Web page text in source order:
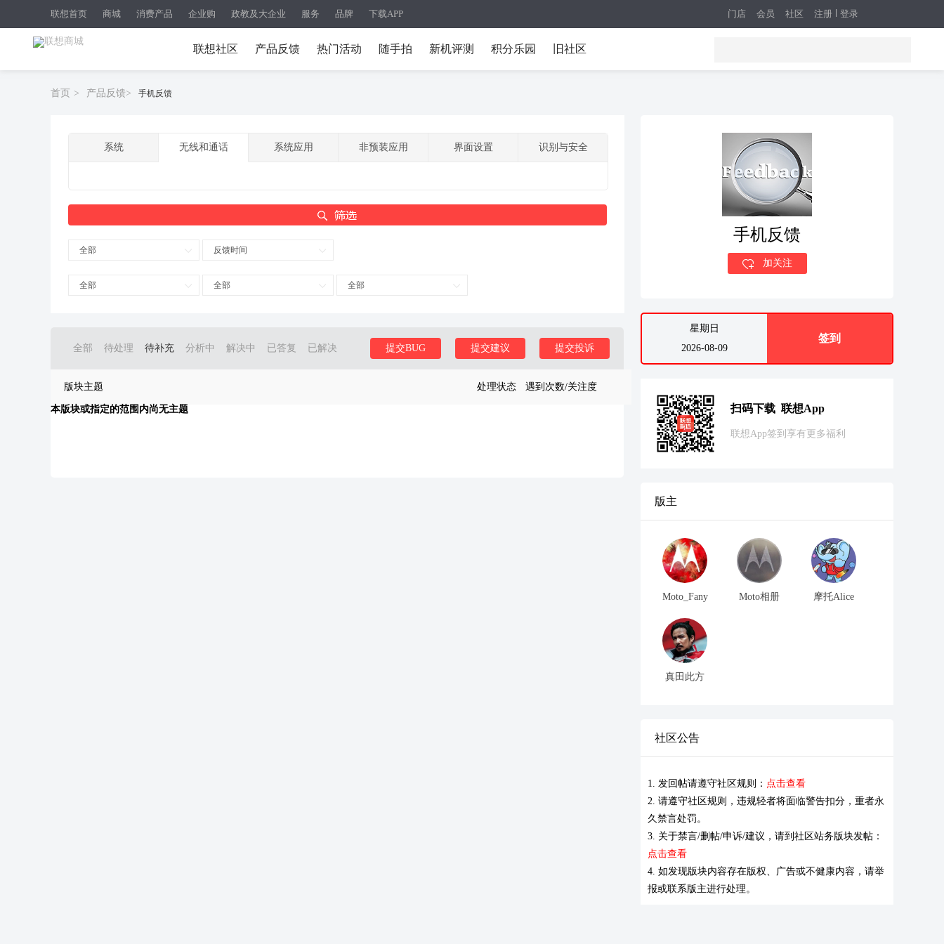
联想首页 商城 消费产品 企业购 政教及大企业 服务 品牌 下载APP 注册 登录
门店 会员 社区
联想社区 产品反馈 热门活动 随手拍 新机评测 积分乐园 旧社区
首页 > 产品反馈> 手机反馈
系统 无线和通话 系统应用 非预装应用 界面设置 识别与安全
全部 反馈时间
全部 全部 全部
全部 待处理 待补充 分析中 解决中 已答复 已解决 提交投诉
提交建议
提交BUG
版块主题 处理状态 遇到次数/关注度
本版块或指定的范围内尚无主题
手机反馈
加关注
星期日
2026-08-09
签到
扫码下载 联想App
联想App签到享有更多福利
版主
Moto_Fany Moto相册 摩托Alice
真田此方
社区公告
1. 发回帖请遵守社区规则： 点击查看
2. 请遵守社区规则，违规轻者将面临警告扣分，重者永
久禁言处罚。
3. 关于禁言/删帖/申诉/建议，请到社区站务版块发帖：
点击查看
4. 如发现版块内容存在版权、广告或不健康内容，请举
报或联系版主进行处理。